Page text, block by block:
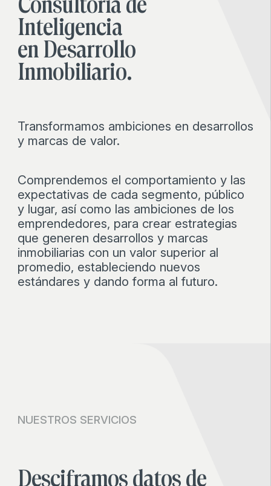
Consultoría de
Inteligencia
enDesarrollo
Inmobiliario.
Transformamos ambiciones en desarrollos
y marcas de valor.
Comprendemos el comportamiento y las
expectativas de cada segmento, público
y lugar, así como las ambiciones de los
emprendedores, para crear estrategias
que generen desarrollos y marcas
inmobiliarias con un valor superior al
promedio, estableciendo nuevos
estándares y dando forma al futuro.
NUESTROS SERVICIOS
Desciframos datos de